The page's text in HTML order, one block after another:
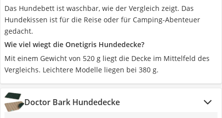
Das Hundebett ist waschbar, wie der Vergleich zeigt. Das
Hundekissen ist für die Reise oder für Camping-Abenteuer
gedacht.
Wie viel wiegt die Onetigris Hundedecke?
Mit einem Gewicht von 520 g liegt die Decke im Mittelfeld des
Vergleichs. Leichtere Modelle liegen bei 380 g.
Doctor Bark Hundedecke